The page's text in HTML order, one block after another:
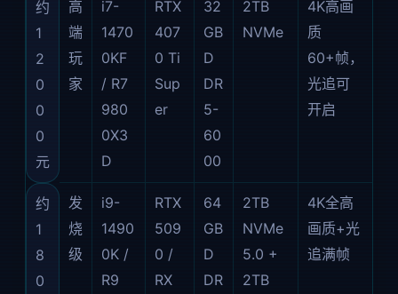
约
1
2
0
0
0
元
高
端
玩
家
i7-
1470
0KF
/ R7
980
0X3
D
RTX
407
0 Ti
Sup
er
32
GB
D
DR
5-
60
00
2TB
NVMe
4K高画
质
60+帧，
光追可
开启
约
1
8
0
发
烧
级
i9-
1490
0K /
R9
RTX
509
0 /
RX
64
GB
D
DR
2TB
NVMe
5.0 +
2TB
4K全高
画质+光
追满帧